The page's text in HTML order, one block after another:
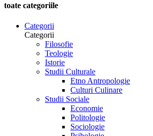
toate categoriile
Categorii
Categorii
Filosofie
Teologie
Istorie
Studii Culturale
Etno Antropologie
Culturi Culinare
Studii Sociale
Economie
Politologie
Sociologie